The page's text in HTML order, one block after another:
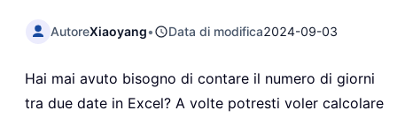
AutoreXiaoyang• Data di modifica2024-09-03
Hai mai avuto bisogno di contare il numero di giorni
tra due date in Excel? A volte potresti voler calcolare